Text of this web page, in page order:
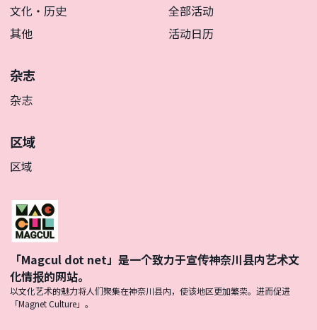
文化・历史
其他
全部活动
活动日历
杂志
杂志
区域
区域
「Magcul dot net」是一个致力于宣传神奈川县内艺术文
化情报的网站。
以文化艺术的魅力将人们聚集在神奈川县内，使该地区更加繁荣。进而促进
「Magnet Culture」。